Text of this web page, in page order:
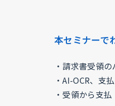
本セミナーで
・請求書受領
・AI-OCR、支
・受領から支